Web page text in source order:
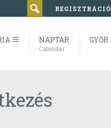
REGISZTRÁCIÓ
NAPTÁR
Calendar
GYŐR